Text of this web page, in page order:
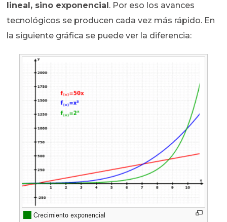
lineal, sino exponencial . Por eso los avances
tecnológicos se producen cada vez más rápido. En
la siguiente gráfica se puede ver la diferencia: